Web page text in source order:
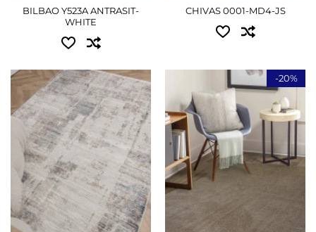
ПОДРОБНЕЕ
BILBAO Y523A ANTRASIT-
WHITE
CHIVAS 0001-MD4-JS
Доступные размеры:
0.80x1.50 - 1530 грн
1.20x1.80 - 2340 грн
1.60x2.30 - 3870 грн
2.00x2.90 - 6030 грн
-20%
Доступные размеры:
1.50x2.00 - 1710 грн
2.00x3.00 - 3240 грн
3.00x4.00 - 6390 грн
4.00x5.00 - 10710 грн